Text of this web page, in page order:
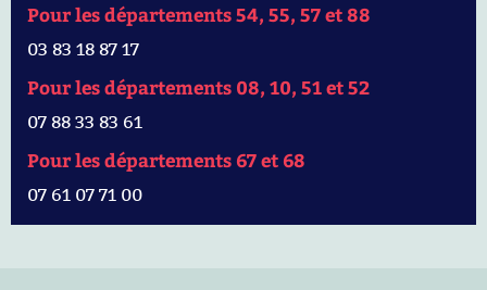
Pour les départements 54, 55, 57 et 88
03 83 18 87 17
Pour les départements 08, 10, 51 et 52
07 88 33 83 61
Pour les départements 67 et 68
07 61 07 71 00